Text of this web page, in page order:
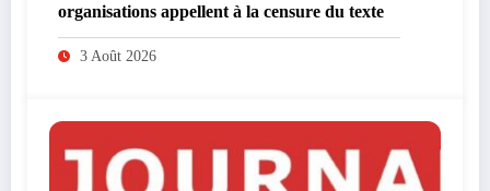
organisations appellent à la censure du texte
3 Août 2026